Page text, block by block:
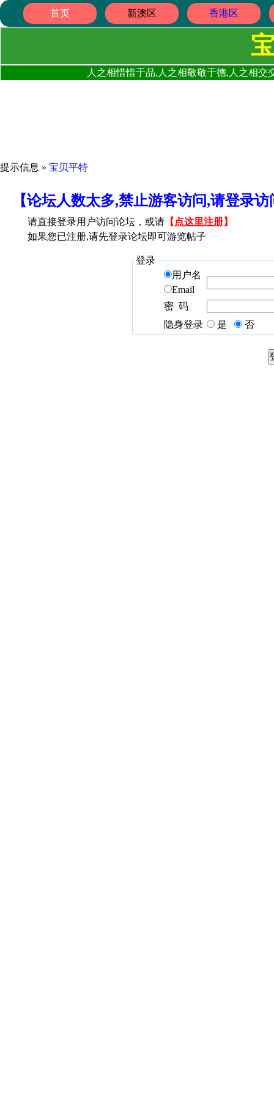
首页 新澳区 香港区
人之相惜惜于品,人之相敬敬于德,人之相
提示信息 » 宝贝平特
【论坛人数太多,禁止游客访问,请登录
请直接登录用户访问论坛，或请 【 点这里注册】
如果您已注册,请先登录论坛即可游览帖子
登录
用户名
Email
密 码
隐身登录
是 否